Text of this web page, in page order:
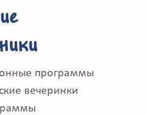
программы
вечеринки